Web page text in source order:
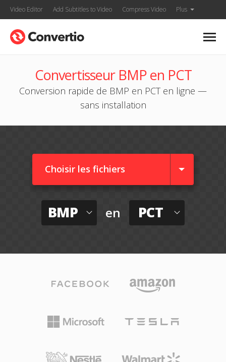
Video Editor Add Subtitles to Video Compress Video Plus
Convertisseur BMP en PCT
Conversion rapide de BMP en PCT en ligne —
sans installation
Choisir les fichiers
BMP en PCT